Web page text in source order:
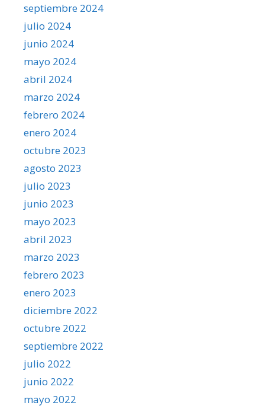
septiembre 2024
julio 2024
junio 2024
mayo 2024
abril 2024
marzo 2024
febrero 2024
enero 2024
octubre 2023
agosto 2023
julio 2023
junio 2023
mayo 2023
abril 2023
marzo 2023
febrero 2023
enero 2023
diciembre 2022
octubre 2022
septiembre 2022
julio 2022
junio 2022
mayo 2022